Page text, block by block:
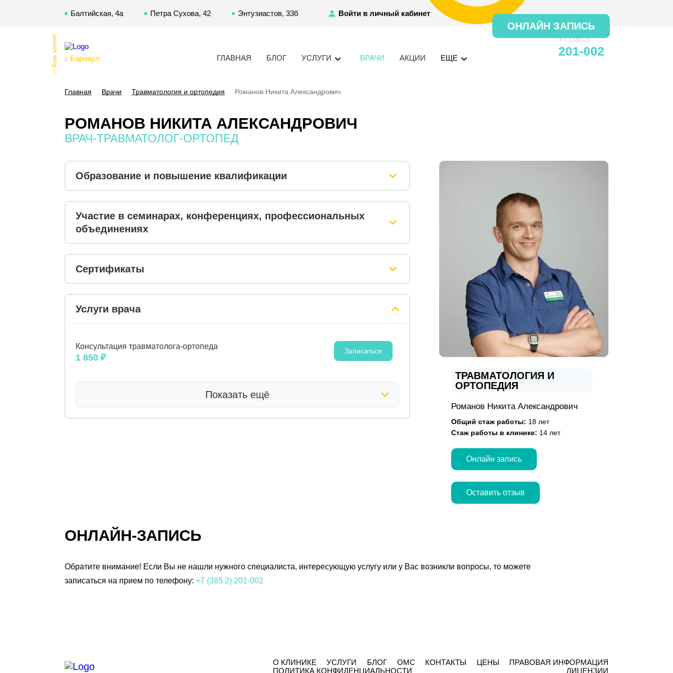
— Будь здоров! г. Барнаул ГЛАВНАЯ БЛОГ УСЛУГИ ВРАЧИ АКЦИИ ЕЩЕ
+7 (3852)
201-002
Балтийская, 4а Петра Сухова, 42 Энтузиастов, 33б Войти в личный кабинет
ОНЛАЙН ЗАПИСЬ
Главная Врачи Травматология и ортопедия Романов Никита Александрович
РОМАНОВ НИКИТА АЛЕКСАНДРОВИЧ
ВРАЧ-ТРАВМАТОЛОГ-ОРТОПЕД
Образование и повышение квалификации
Участие в семинарах, конференциях, профессиональных
объединениях
Сертификаты
Услуги врача
Консультация травматолога-ортопеда
1 850 ₽
Записаться
Показать ещё
ТРАВМАТОЛОГИЯ И
ОРТОПЕДИЯ
Романов Никита Александрович
Общий стаж работы: 18 лет
Стаж работы в клинике: 14 лет
Онлайн запись
Оставить отзыв
ОНЛАЙН-ЗАПИСЬ
Обратите внимание! Если Вы не нашли нужного специалиста, интересующую услугу или у Вас возникли вопросы, то можете
записаться на прием по телефону: +7 (385 2) 201-002
О КЛИНИКЕ УСЛУГИ БЛОГ ОМС КОНТАКТЫ ЦЕНЫ
ПРАВОВАЯ ИНФОРМАЦИЯ
ПОЛИТИКА КОНФИДЕНЦИАЛЬНОСТИ
ЛИЦЕНЗИИ